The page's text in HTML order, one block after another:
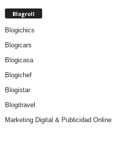
Blogroll
Blogichics
Blogicars
Blogicasa
Blogichef
Blogistar
Blogitravel
Marketing Digital & Publicidad Online